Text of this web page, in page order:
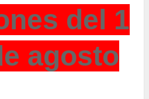
del 1
agosto